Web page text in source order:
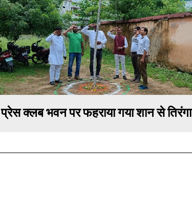
प्रेस क्लब भवन पर फहराया गया शान से तिरंगा